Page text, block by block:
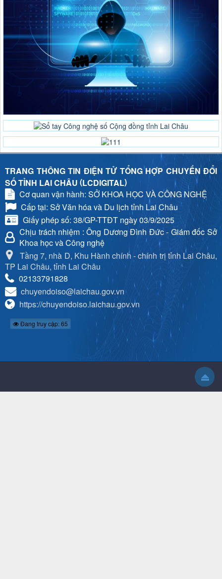
TRANG THÔNG TIN ĐIỆN TỬ TỔNG HỢP CHUYỂN ĐỔI
SỐ TỈNH LAI CHÂU (LCDIGITAL)
Cơ quan vận hành: SỞ KHOA HỌC VÀ CÔNG NGHỆ
Cấp tại: Sở Văn hóa và Du lịch tỉnh Lai Châu
Giấy phép số: 38/GP-TTĐT ngày 03/9/2025
Chịu trách nhiệm : Ông Dương Đình Đức - Giám đốc Sở
Khoa học và Công nghệ
Tầng 7, nhà D, Khu Hành chính - chính trị tỉnh Lai Châu,
TP Lai Châu, tỉnh Lai Châu
02133791828
chuyendoiso@laichau.gov.vn
https://chuyendoiso.laichau.gov.vn
Đang truy cập: 65